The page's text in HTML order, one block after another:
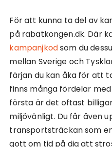
För att kunna ta del av
på rabatkongen.dk. Där
kampanjkodsom du
mellan Sverige och
färjan du kan åka för att
finns många fördelar
första är det oftast
miljövänligt. Du får även
transportsträckan som
gott om tid på dig att